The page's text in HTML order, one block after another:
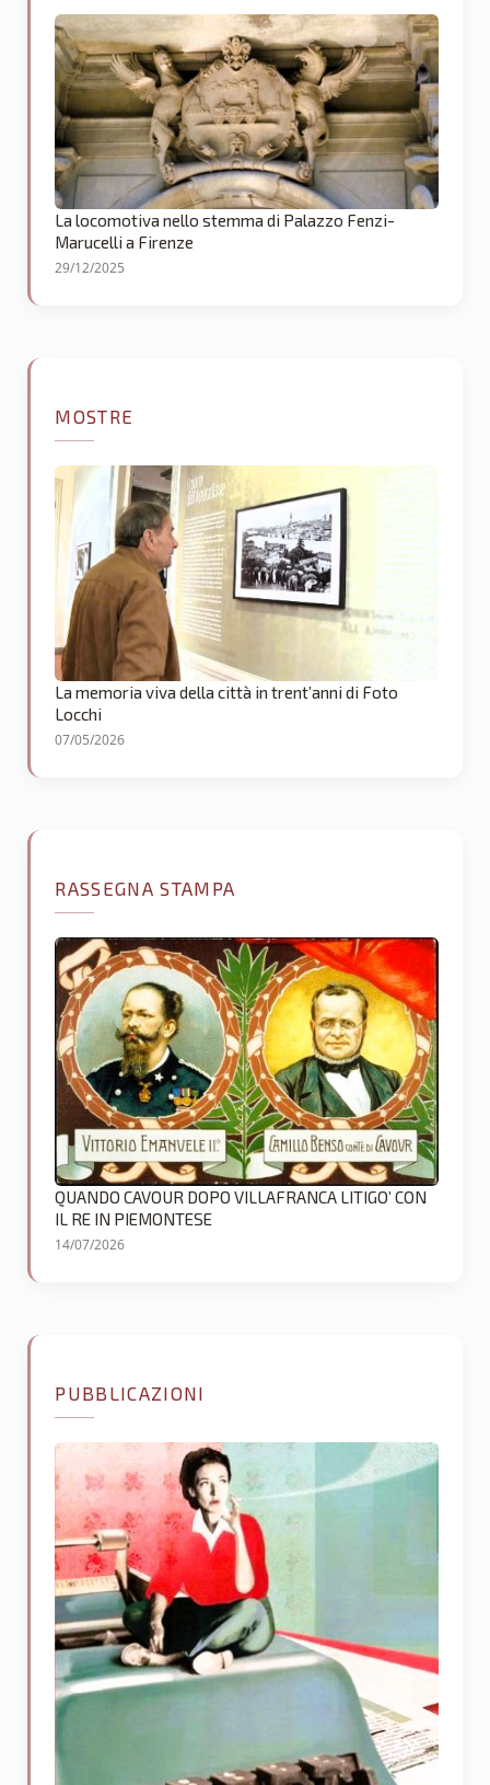
La locomotiva nello stemma di Palazzo Fenzi-
Marucelli a Firenze
29/12/2025
MOSTRE
La memoria viva della città in trent’anni di Foto
Locchi
07/05/2026
RASSEGNA STAMPA
QUANDO CAVOUR DOPO VILLAFRANCA LITIGO’ CON
IL RE IN PIEMONTESE
14/07/2026
PUBBLICAZIONI